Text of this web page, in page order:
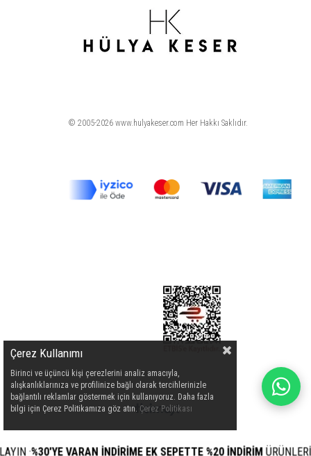
·%30'YE VARAN İNDİRİME EK SEPETTE %20 İNDİRİM ÜRÜNLERİ
© 2005-2026 www.hulyakeser.com Her Hakkı Saklıdır.
Çerez Kullanımı
Birinci ve üçüncü kişi çerezlerini analiz amacıyla,
alışkanlıklarınıza ve profilinize bağlı olarak tercihlerinizle
bağlantılı reklamlar göstermek için kullanıyoruz. Daha fazla
bilgi için Çerez Politikamıza göz atın. Çerez Politikası